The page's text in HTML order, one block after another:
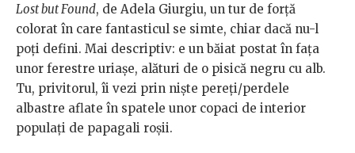
Lost but Found, de Adela Giurgiu, un tur de forță
colorat în care fantasticul se simte, chiar dacă nu-l
poți defini. Mai descriptiv: e un băiat postat în fața
unor ferestre uriașe, alături de o pisică negru cu alb.
Tu, privitorul, îi vezi prin niște pereți/perdele
albastre aflate în spatele unor copaci de interior
populați de papagali roșii.